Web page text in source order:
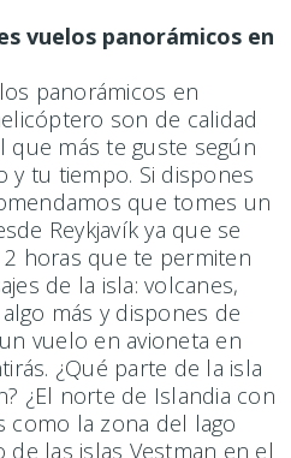
vuelos panorámicos en
panorámicos en
son de calidad
que más te guste según
tu tiempo. Si dispones
que tomes un
Reykjavík ya que se
horas que te permiten
de la isla: volcanes,
más y dispones de
vuelo en avioneta en
¿Qué parte de la isla
¿El norte de Islandia con
como la zona del lago
de las islas Vestman en el